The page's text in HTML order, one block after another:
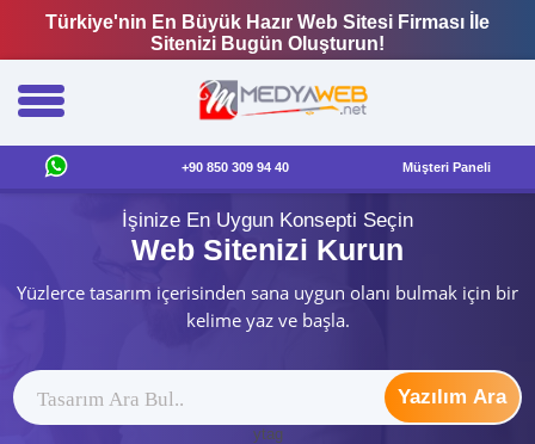
Türkiye'nin En Büyük Hazır Web Sitesi Firması İle
Sitenizi Bugün Oluşturun!
+90 850 309 94 40 Müşteri Paneli
İşinize En Uygun Konsepti Seçin
Web Sitenizi Kurun
Yüzlerce tasarım içerisinden sana uygun olanı bulmak için bir
kelime yaz ve başla.
Yazılım Ara
ytag